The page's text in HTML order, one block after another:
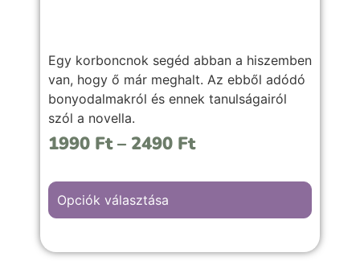
Egy korboncnok segéd abban a hiszemben
van, hogy ő már meghalt. Az ebből adódó
bonyodalmakról és ennek tanulságairól
szól a novella.
1990 Ft – 2490 Ft
Opciók választása